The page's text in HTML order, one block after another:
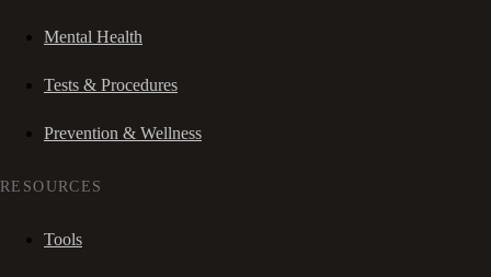
Mental Health
Tests & Procedures
Prevention & Wellness
RESOURCES
Tools